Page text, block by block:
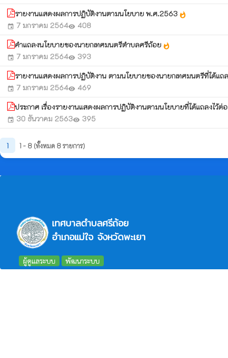
รายงานแสดงผลการปฏิบัติงานตามนโยบาย พ.ศ.2563 whatshot
event 7 มกราคม 2564visibility 408
คำแถลงนโยบายของนายกเทศมนตรีตำบลศรีถ้อย whatshot
event 7 มกราคม 2564visibility 393
รายงานแสดงผลการปฏิบัติงาน ตามนโยบายของนายกเทศมนตรีที่ได้
event 7 มกราคม 2564visibility 469
ประกาศ เรื่องรายงานแสดงผลการปฏิบัติงานตามนโยบายที่ได้แถลงไ
event 30 ธันวาคม 2563visibility 395
1 1 - 8 (ทั้งหมด 8 รายการ)
เทศบาลตำบลศรีถ้อย
อำเภอแม่ใจ จังหวัดพะเยา
ผู้ดูแลระบบ พัฒนาระบบ